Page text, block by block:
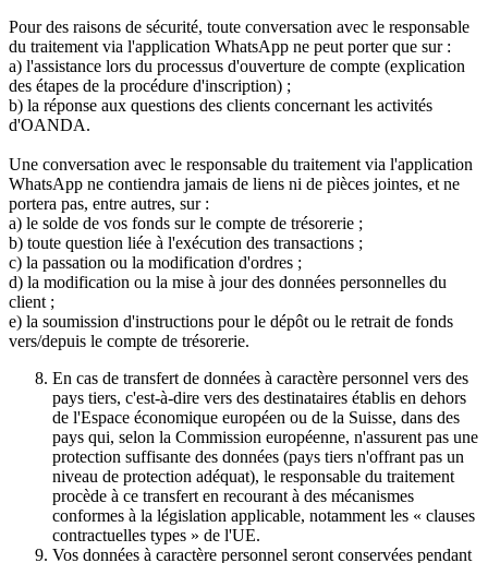
Pour des raisons de sécurité, toute conversation avec le responsable
du traitement via l'application WhatsApp ne peut porter que sur :
a) l'assistance lors du processus d'ouverture de compte (explication
des étapes de la procédure d'inscription) ;
b) la réponse aux questions des clients concernant les activités
d'OANDA.
Une conversation avec le responsable du traitement via l'application
WhatsApp ne contiendra jamais de liens ni de pièces jointes, et ne
portera pas, entre autres, sur :
a) le solde de vos fonds sur le compte de trésorerie ;
b) toute question liée à l'exécution des transactions ;
c) la passation ou la modification d'ordres ;
d) la modification ou la mise à jour des données personnelles du
client ;
e) la soumission d'instructions pour le dépôt ou le retrait de fonds
vers/depuis le compte de trésorerie.
En cas de transfert de données à caractère personnel vers des
pays tiers, c'est-à-dire vers des destinataires établis en dehors
de l'Espace économique européen ou de la Suisse, dans des
pays qui, selon la Commission européenne, n'assurent pas une
protection suffisante des données (pays tiers n'offrant pas un
niveau de protection adéquat), le responsable du traitement
procède à ce transfert en recourant à des mécanismes
conformes à la législation applicable, notamment les « clauses
contractuelles types » de l'UE.
Vos données à caractère personnel seront conservées pendant